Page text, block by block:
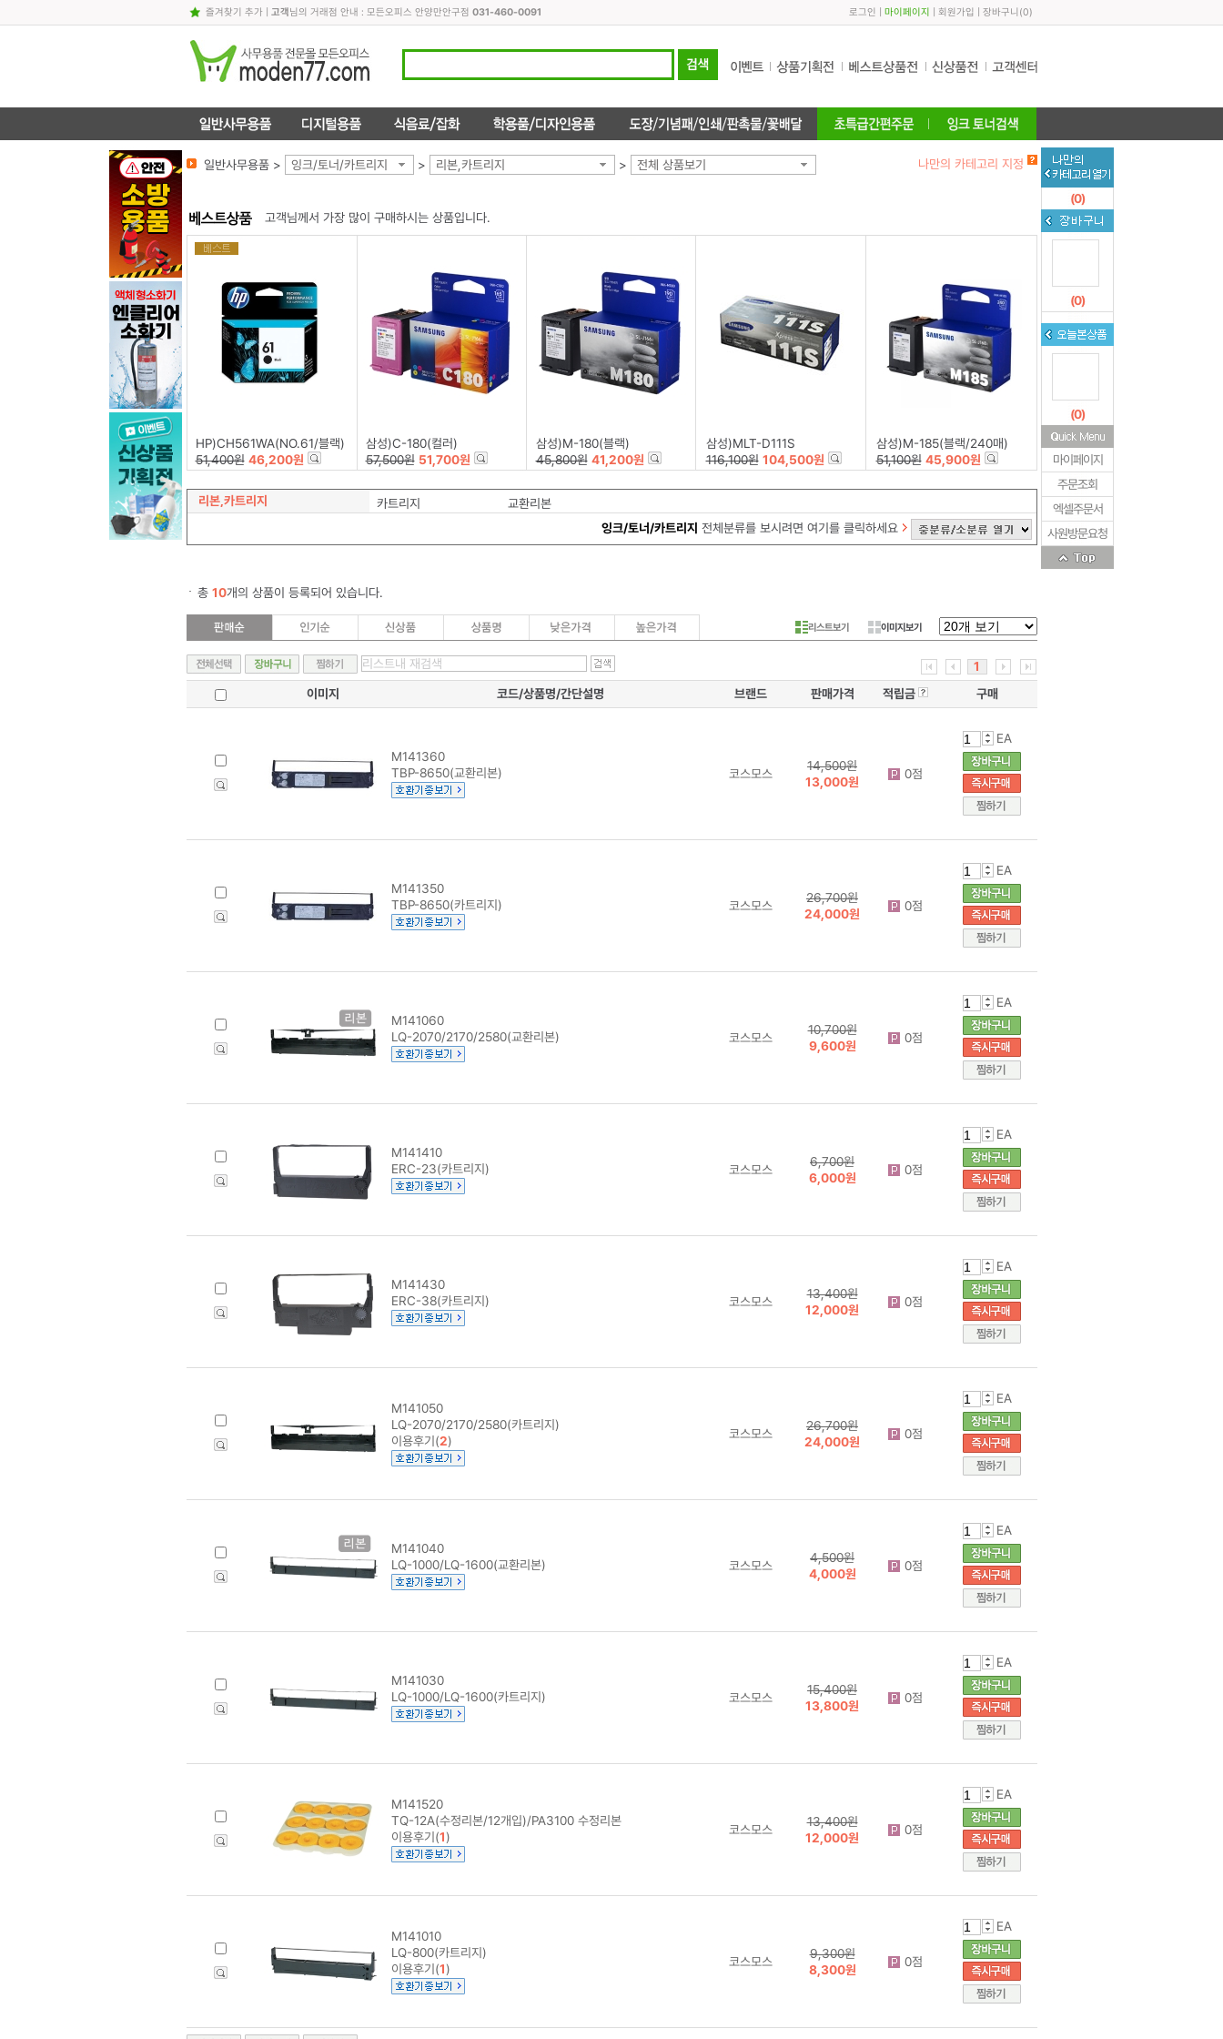
즐겨찾기 추가| 고객님의 거래점 안내 : 모든오피스 안양만안구점 031-460-0091 로그인 마이페이지 회원가입 장바구니 (0)
일반사무용품 > 잉크/토너/카트리지 > 리본,카트리지 > 전체 상품보기 나만의 카테고리 지정
고객님께서 가장 많이 구매하시는 상품입니다.
HP)CH561WA(NO.61/블랙)
51,400원 46,200원
삼성)C-180(컬러)
57,500원 51,700원
삼성)M-180(블랙)
45,800원 41,200원
삼성)MLT-D111S
116,100원 104,500원
삼성)M-185(블랙/240매)
51,100원 45,900원
리본,카트리지 카트리지
교환리본
잉크/토너/카트리지 전체분류를 보시려면 여기를 클릭하세요
총 10개의 상품이 등록되어 있습니다.
리스트보기 이미지보기
1
이미지
코드/상품명/간단설명 브랜드 판매가격 적립금 구매
M141360
TBP-8650(교환리본)
코스모스
14,500원
13,000원
0점
EA
M141350
TBP-8650(카트리지)
코스모스
26,700원
24,000원
0점
EA
M141060
LQ-2070/2170/2580(교환리본)
코스모스
10,700원
9,600원
0점
EA
M141410
ERC-23(카트리지)
코스모스
6,700원
6,000원
0점
EA
M141430
ERC-38(카트리지)
코스모스
13,400원
12,000원
0점
EA
M141050
LQ-2070/2170/2580(카트리지)
이용후기(2) 코스모스
26,700원
24,000원
0점
EA
M141040
LQ-1000/LQ-1600(교환리본)
코스모스
4,500원
4,000원
0점
EA
M141030
LQ-1000/LQ-1600(카트리지)
코스모스
15,400원
13,800원
0점
EA
M141520
TQ-12A(수정리본/12개입)/PA3100 수정리본
이용후기(1) 코스모스
13,400원
12,000원
0점
EA
M141010
LQ-800(카트리지)
이용후기(1) 코스모스
9,300원
8,300원
0점
EA
(0)
(0)
(0)
마이페이지
주문조회
엑셀주문서
사원방문요청